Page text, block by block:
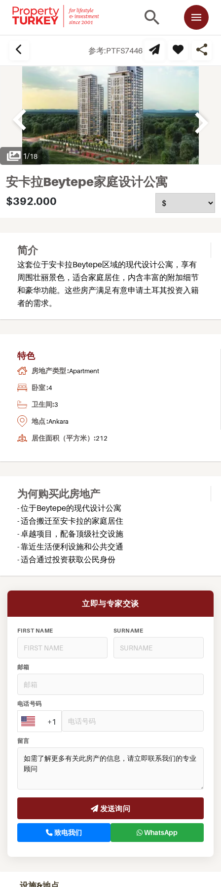
参考:PTFS7446
1/18
安卡拉Beytepe家庭设计公寓
$392.000
简介
这套位于安卡拉Beytepe区域的现代设计公寓，享有
周围壮丽景色，适合家庭居住，内含丰富的附加细节
和豪华功能。这些房产满足有意申请土耳其投资入籍
者的需求。
特色
房地产类型 :Apartment
卧室 :4
卫生间:3
地点 :Ankara
居住面积（平方米）:212
为何购买此房地产
- 位于Beytepe的现代设计公寓
- 适合搬迁至安卡拉的家庭居住
- 卓越项目，配备顶级社交设施
- 靠近生活便利设施和公共交通
- 适合通过投资获取公民身份
立即与专家交谈
FIRST NAME SURNAME
邮箱
电话号码
+1
留言
发送询问
致电我们 WhatsApp